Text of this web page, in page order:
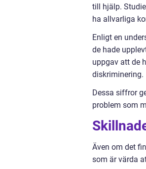
till hjälp.
ha allvarliga
Enligt en
de hade
uppgav att de
diskriminering.
Dessa siffror
problem som
Även om det
som är värda